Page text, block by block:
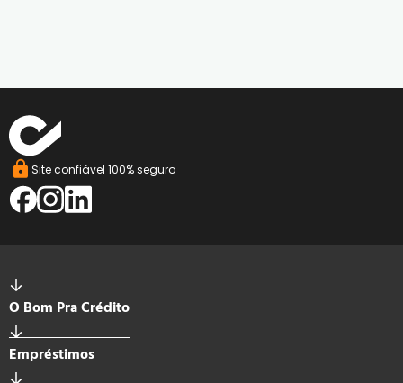
Site confiável 100% seguro
O Bom Pra Crédito
Empréstimos